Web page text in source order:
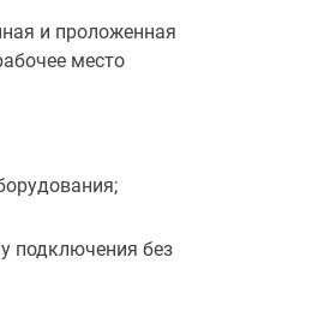
и проложенная
место
подключения без